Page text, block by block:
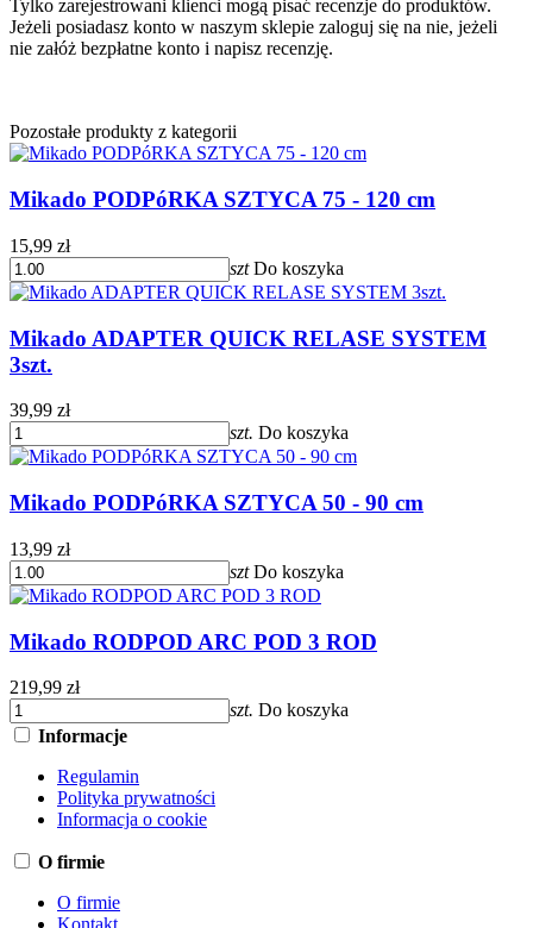
Tylko zarejestrowani klienci mogą pisać recenzje do produktów.
Jeżeli posiadasz konto w naszym sklepie zaloguj się na nie, jeżeli
nie załóż bezpłatne konto i napisz recenzję.
Pozostałe produkty z kategorii
Mikado PODPóRKA SZTYCA 75 - 120 cm
15,99 zł
szt Do koszyka
Mikado ADAPTER QUICK RELASE SYSTEM
3szt.
39,99 zł
szt. Do koszyka
Mikado PODPóRKA SZTYCA 50 - 90 cm
13,99 zł
szt Do koszyka
Mikado RODPOD ARC POD 3 ROD
219,99 zł
szt. Do koszyka
Informacje
Regulamin
Polityka prywatności
Informacja o cookie
O firmie
O firmie